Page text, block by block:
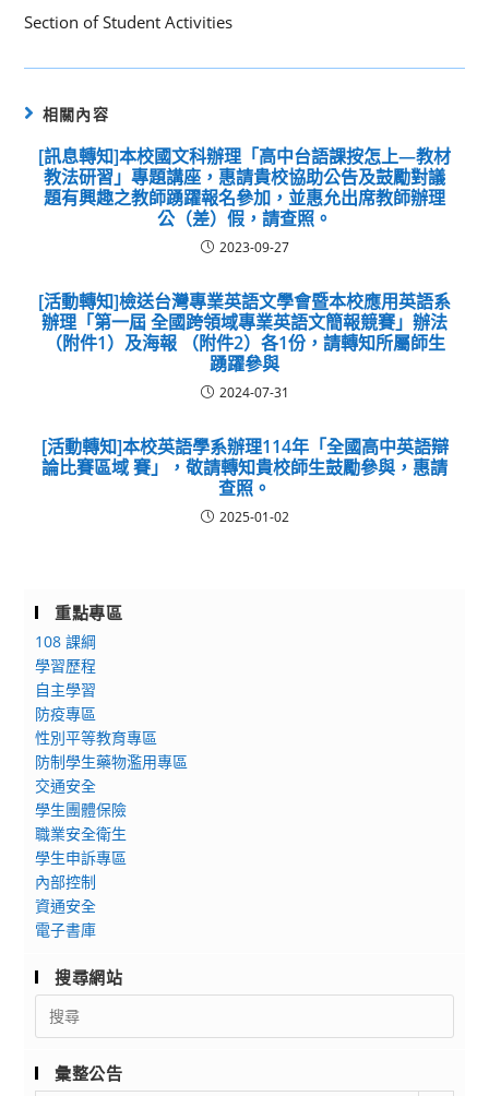
Section of Student Activities
相關內容
[訊息轉知]本校國文科辦理「高中台語課按怎上—教材
教法研習」專題講座，惠請貴校協助公告及鼓勵對議
題有興趣之教師踴躍報名參加，並惠允出席教師辦理
公（差）假，請查照。
2023-09-27
[活動轉知]檢送台灣專業英語文學會暨本校應用英語系
辦理「第一屆 全國跨領域專業英語文簡報競賽」辦法
（附件1）及海報 （附件2）各1份，請轉知所屬師生
踴躍參與
2024-07-31
[活動轉知]本校英語學系辦理114年「全國高中英語辯
論比賽區域 賽」，敬請轉知貴校師生鼓勵參與，惠請
查照。
2025-01-02
重點專區
108 課綱
學習歷程
自主學習
防疫專區
性別平等教育專區
防制學生藥物濫用專區
交通安全
學生團體保險
職業安全衛生
學生申訴專區
內部控制
資通安全
電子書庫
搜尋網站
Search
for:
彙整公告